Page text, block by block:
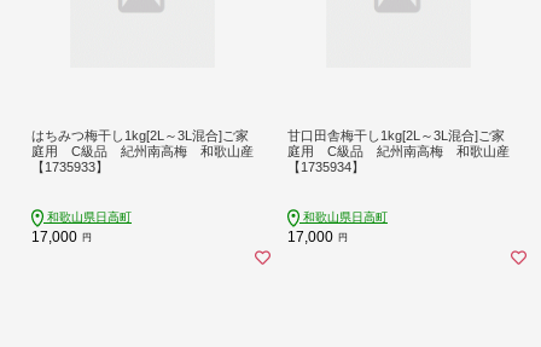
はちみつ梅干し1kg[2L～3L混合]ご家
庭用 C級品 紀州南高梅 和歌山産
【1735933】
和歌山県日高町
17,000 円
甘口田舎梅干し1kg[2L～3L混合]ご家
庭用 C級品 紀州南高梅 和歌山産
【1735934】
和歌山県日高町
17,000 円